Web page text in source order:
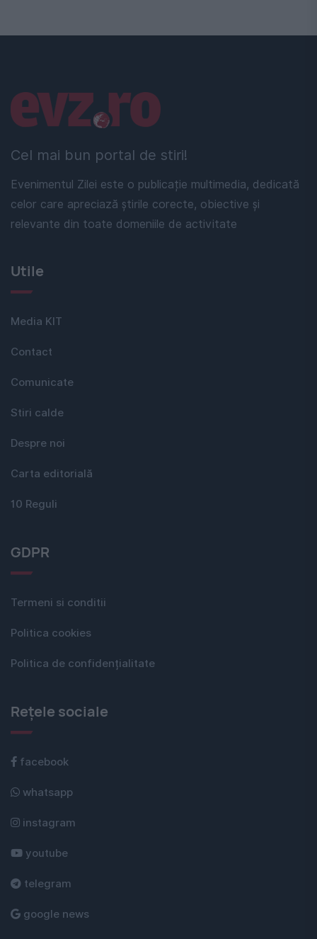
Cel mai bun portal de stiri!
Evenimentul Zilei este o publicație multimedia, dedicată
celor care apreciază știrile corecte, obiective și
relevante din toate domeniile de activitate
Linkuri utile
Utile
Media KIT
Contact
Comunicate
Stiri calde
Despre noi
Carta editorială
10 Reguli
GDPR
Termeni si conditii
Politica cookies
Politica de confidențialitate
Rețele sociale
facebook
whatsapp
instagram
youtube
telegram
google news